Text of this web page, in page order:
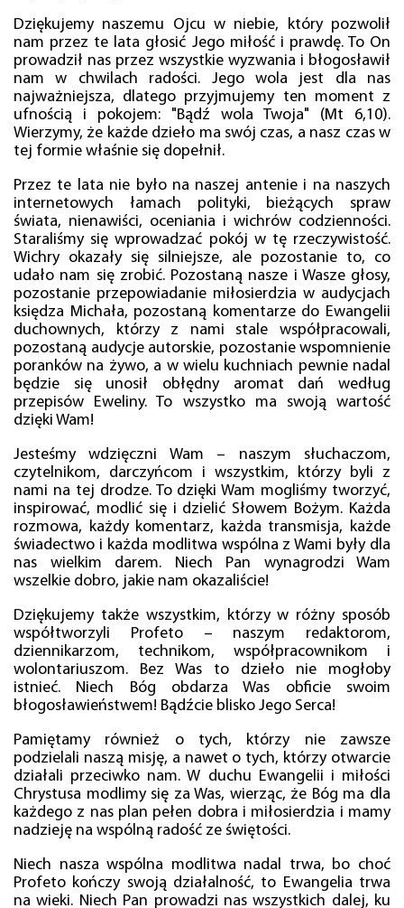
Dziękujemy naszemu Ojcu w niebie, który pozwolił
nam przez te lata głosić Jego miłość i prawdę. To On
prowadził nas przez wszystkie wyzwania i błogosławił
nam w chwilach radości. Jego wola jest dla nas
najważniejsza, dlatego przyjmujemy ten moment z
ufnością i pokojem: "Bądź wola Twoja" (Mt 6,10).
Wierzymy, że każde dzieło ma swój czas, a nasz czas w
tej formie właśnie się dopełnił.
Przez te lata nie było na naszej antenie i na naszych
internetowych łamach polityki, bieżących spraw
świata, nienawiści, oceniania i wichrów codzienności.
Staraliśmy się wprowadzać pokój w tę rzeczywistość.
Wichry okazały się silniejsze, ale pozostanie to, co
udało nam się zrobić. Pozostaną nasze i Wasze głosy,
pozostanie przepowiadanie miłosierdzia w audycjach
księdza Michała, pozostaną komentarze do Ewangelii
duchownych, którzy z nami stale współpracowali,
pozostaną audycje autorskie, pozostanie wspomnienie
poranków na żywo, a w wielu kuchniach pewnie nadal
będzie się unosił obłędny aromat dań według
przepisów Eweliny. To wszystko ma swoją wartość
dzięki Wam!
Jesteśmy wdzięczni Wam – naszym słuchaczom,
czytelnikom, darczyńcom i wszystkim, którzy byli z
nami na tej drodze. To dzięki Wam mogliśmy tworzyć,
inspirować, modlić się i dzielić Słowem Bożym. Każda
rozmowa, każdy komentarz, każda transmisja, każde
świadectwo i każda modlitwa wspólna z Wami były dla
nas wielkim darem. Niech Pan wynagrodzi Wam
wszelkie dobro, jakie nam okazaliście!
Dziękujemy także wszystkim, którzy w różny sposób
współtworzyli Profeto – naszym redaktorom,
dziennikarzom, technikom, współpracownikom i
wolontariuszom. Bez Was to dzieło nie mogłoby
istnieć. Niech Bóg obdarza Was obficie swoim
błogosławieństwem! Bądźcie blisko Jego Serca!
Pamiętamy również o tych, którzy nie zawsze
podzielali naszą misję, a nawet o tych, którzy otwarcie
działali przeciwko nam. W duchu Ewangelii i miłości
Chrystusa modlimy się za Was, wierząc, że Bóg ma dla
każdego z nas plan pełen dobra i miłosierdzia i mamy
nadzieję na wspólną radość ze świętości.
Niech nasza wspólna modlitwa nadal trwa, bo choć
Profeto kończy swoją działalność, to Ewangelia trwa
na wieki. Niech Pan prowadzi nas wszystkich dalej, ku